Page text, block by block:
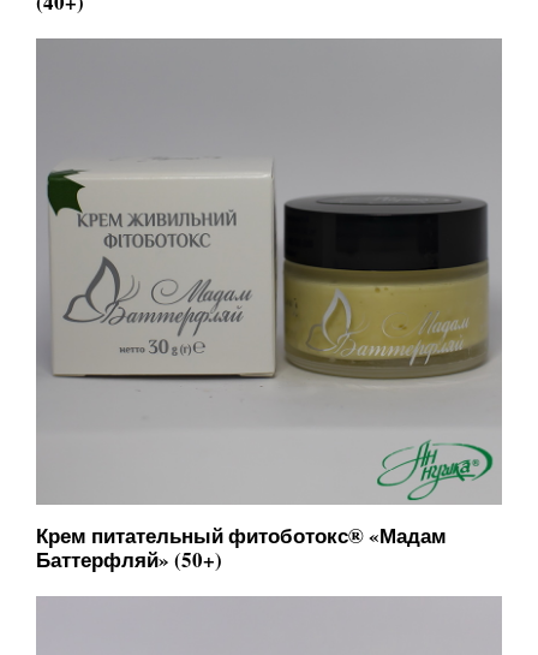
Крем питательный фитоботокс® «Мадам
Баттерфляй» (50+)